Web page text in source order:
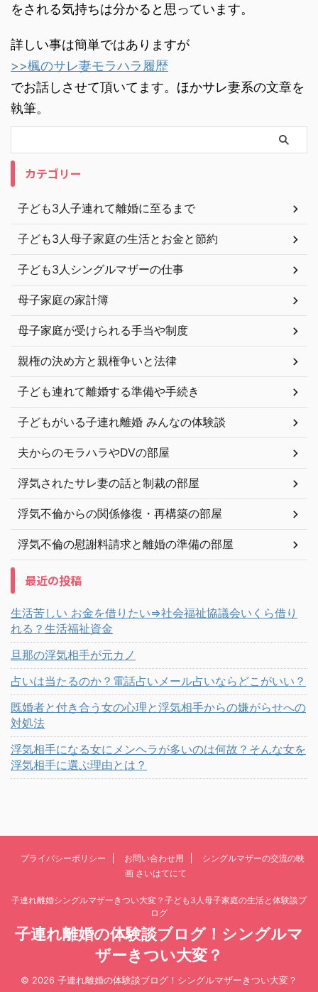
をされる気持ちは分かると思っています。
詳しい事は簡単ではありますが
>>楓のサレ妻モラハラ履歴
でお話しさせて頂いてます。ほかサレ妻系の文章を
執筆。
カテゴリー
子ども3人子連れて離婚に至るまで
子ども3人母子家庭の生活とお金と節約
子ども3人シングルマザーの仕事
母子家庭の家計簿
母子家庭が受けられる手当や制度
親権の決め方と親権争いと法律
子ども連れて離婚する準備や手続き
子どもがいる子連れ離婚 みんなの体験談
夫からのモラハラやDVの部屋
浮気されたサレ妻の話と制裁の部屋
浮気不倫からの関係修復・再構築の部屋
浮気不倫の慰謝料請求と離婚の準備の部屋
最近の投稿
生活苦しい お金を借りたい⇒社会福祉協議会いくら借り
れる？生活福祉資金
旦那の浮気相手が元カノ
占いは当たるのか？電話占いメール占いならどこがいい？
既婚者と付き合う女の心理と浮気相手からの嫌がらせへの
対処法
浮気相手になる女にメンヘラが多いのは何故？そんな女を
浮気相手に選ぶ理由とは？
プライバシーポリシー お問い合わせ用
シングルマザーの交流の映
画 さいはてにて
子連れ離婚シングルマザーきつい大変？子ども3人母子家庭の生活と体験談ブ
ログ
子連れ離婚の体験談ブログ！シングルマ
ザーきつい大変？
© 2026 子連れ離婚の体験談ブログ！シングルマザーきつい大変？